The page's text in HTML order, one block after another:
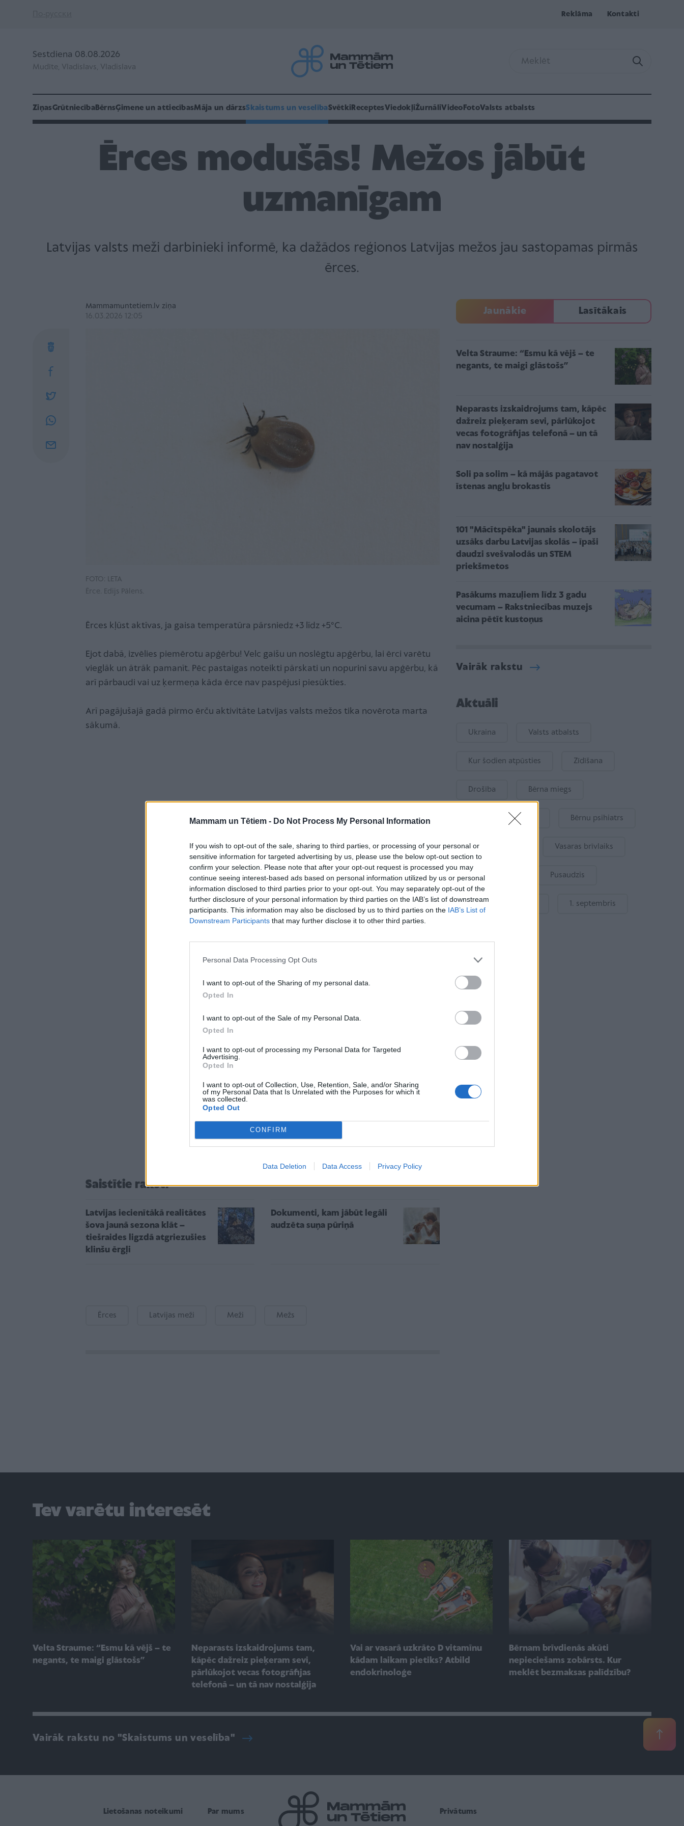
Mammam un Tētiem - Do Not Process My Personal Information
If you wish to opt-out of the sale, sharing to third parties, or processing of your personal or
sensitive information for targeted advertising by us, please use the below opt-out section to
confirm your selection. Please note that after your opt-out request is processed you may
continue seeing interest-based ads based on personal information utilized by us or personal
information disclosed to third parties prior to your opt-out. You may separately opt-out of the
further disclosure of your personal information by third parties on the IAB’s list of downstream
participants. This information may also be disclosed by us to third parties on the IAB’s List of
Downstream Participants that may further disclose it to other third parties.
Personal Data Processing Opt Outs
I want to opt-out of the Sharing of my personal data.
Opted In
I want to opt-out of the Sale of my Personal Data.
Opted In
I want to opt-out of processing my Personal Data for Targeted
Advertising.
Opted In
I want to opt-out of Collection, Use, Retention, Sale, and/or Sharing
of my Personal Data that Is Unrelated with the Purposes for which it
was collected.
Opted Out
CONFIRM
Data Deletion Data Access Privacy Policy
Reklāma Kontakti
Sestdiena 08.08.2026
Mudīte, Vladislavs, Vladislava
ZiņasGrūtniecībaBērnsĢimene un attiecībasMāja un dārzsSkaistums un veselībaSvētki ReceptesViedokļiŽurnāliVideo FotoValsts atbalsts
Ērces modušās! Mežos jābūt
uzmanīgam
Latvijas valsts meži darbinieki informē, ka dažādos reģionos Latvijas mežos jau sastopamas pirmās
ērces.
Mammamuntetiem.lv ziņa
16.03.2026 12:05
FOTO: LETA
Ērce. Edijs Pālens.
Ērces kļūst aktīvas, ja gaisa temperatūra pārsniedz +3 līdz +5°C.
Ejot dabā, izvēlies piemērotu apģērbu! Velc gaišu un noslēgtu apģērbu, lai ērci varētu
vieglāk un ātrāk pamanīt. Pēc pastaigas noteikti pārskati un nopurini savu apģērbu, kā
arī pārbaudi vai uz ķermeņa kāda ērce nav paspējusi piesūkties.
Arī pagājušajā gadā pirmo ērču aktivitāte Latvijas valsts mežos tika novērota marta
sākumā.
Saistītie raksti
Latvijas iecienītākā realitātes
šova jaunā sezona klāt –
tiešraides ligzdā atgriezušies
klinšu ērgļi
Dokumenti, kam jābūt legāli
audzēta suņa pūriņā
Ērces Latvijas meži Meži Mežs
Jaunākie Lasītākais
Velta Straume: “Esmu kā vējš – te
negants, te maigi glāstošs”
Neparasts izskaidrojums tam, kāpēc
dažreiz pieķeram sevi, pārlūkojot
vecas fotogrāfijas telefonā – un tā
nav nostalģija
Soli pa solim – kā mājās pagatavot
īstenas angļu brokastis
101 "Mācītspēka" jaunais skolotājs
uzsāks darbu Latvijas skolās – īpaši
daudzi svešvalodās un STEM
priekšmetos
Pasākums mazuļiem līdz 3 gadu
vecumam – Rakstniecības muzejs
aicina pētīt kustoņus
Vairāk rakstu
Aktuāli
Ukraina Valsts atbalsts
Kur šodien atpūsties Zīdīšana
Drošība Bērna miegs
Mākslīgais intelekts Bērnu psihiatrs
Bērna emocijas Vasaras brīvlaiks
Bērnu drošība Pusaudzis
Gatavošanās skolai 1. septembris
Tev varētu interesēt
Velta Straume: “Esmu kā vējš – te
negants, te maigi glāstošs”
Neparasts izskaidrojums tam,
kāpēc dažreiz pieķeram sevi,
pārlūkojot vecas fotogrāfijas
telefonā – un tā nav nostalģija
Vai ar vasarā uzkrāto D vitamīnu
kādam laikam pietiks? Atbild
endokrinoloģe
Bērnam brīvdienās akūti
nepieciešams zobārsts. Kur
meklēt bezmaksas palīdzību?
Vairāk rakstu no "Skaistums un veselība"
Lietošanas noteikumi Par mums Privātums